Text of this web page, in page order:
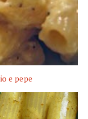
e pepe